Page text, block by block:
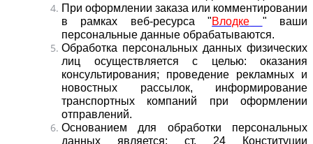
При оформлении заказа или комментировании
в рамках веб-ресурса "Влодке
" ваши
персональные данные обрабатываются.
Обработка персональных данных физических
лиц осуществляется с целью: оказания
консультирования; проведение рекламных и
новостных рассылок, информирование
транспортных компаний при оформлении
отправлений.
Основанием для обработки персональных
данных является: ст. 24 Конституции